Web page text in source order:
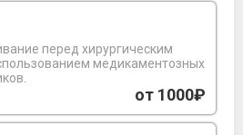
перед хирургическим
медикаментозных
от 1000₽